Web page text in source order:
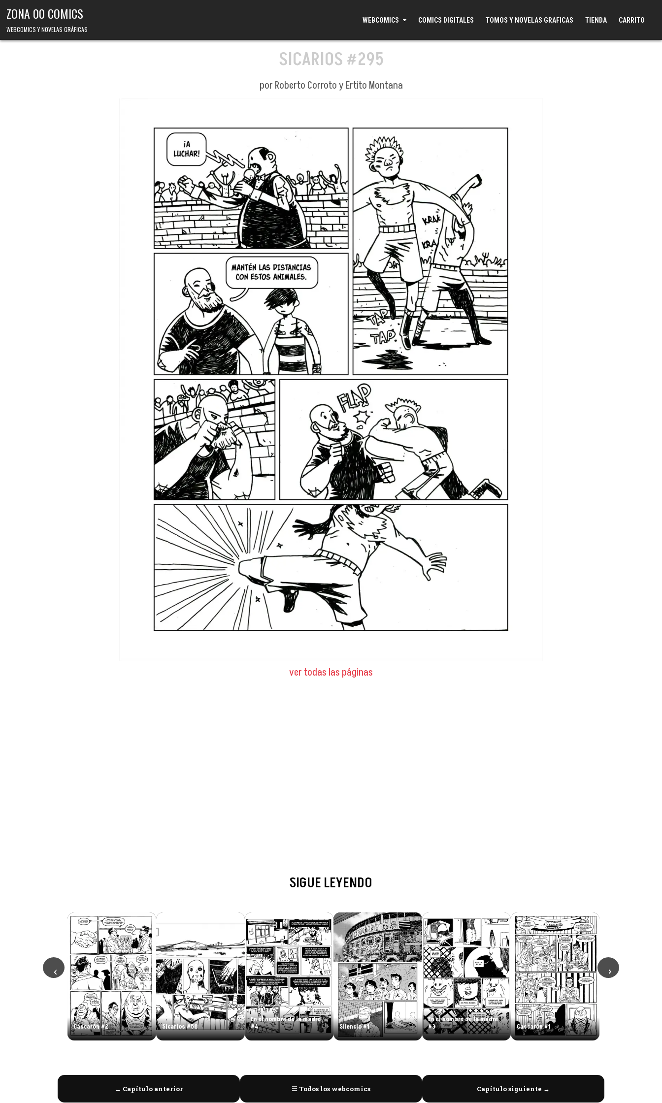
ZONA 00 COMICS
WEBCOMICS Y NOVELAS GRÁFICAS
WEBCOMICS COMICS DIGITALES TOMOS Y NOVELAS GRAFICAS TIENDA CARRITO
SICARIOS #295
por Roberto Corroto y Ertito Montana
ver todas las páginas
SIGUE LEYENDO
‹
Cascarón #2 Sicarios #58
En el nombre de la madre
#4
Silencio #1
En el nombre de la madre
#3
Cascarón #1
›
← Capítulo anterior ☰ Todos los webcomics Capítulo siguiente →